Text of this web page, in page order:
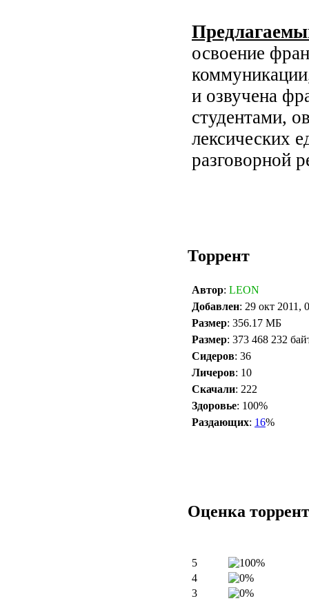
освоение
и озвучена
студентами,
лексических
разговорной
Торрент
Автор: LEON
Добавлен: 29 окт 2011,
Размер: 356.17 МБ
Размер: 373 468 232
Сидеров: 36
Личеров: 10
Скачали: 222
Здоровье: 100%
Раздающих: 16%
Оценка
5
4
3